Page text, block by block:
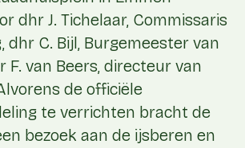
dhr J. Tichelaar, Commissaris
dhr C. Bijl, Burgemeester van
F. van Beers, directeur van
de officiële
te verrichten bracht de
bezoek aan de ijsberen en